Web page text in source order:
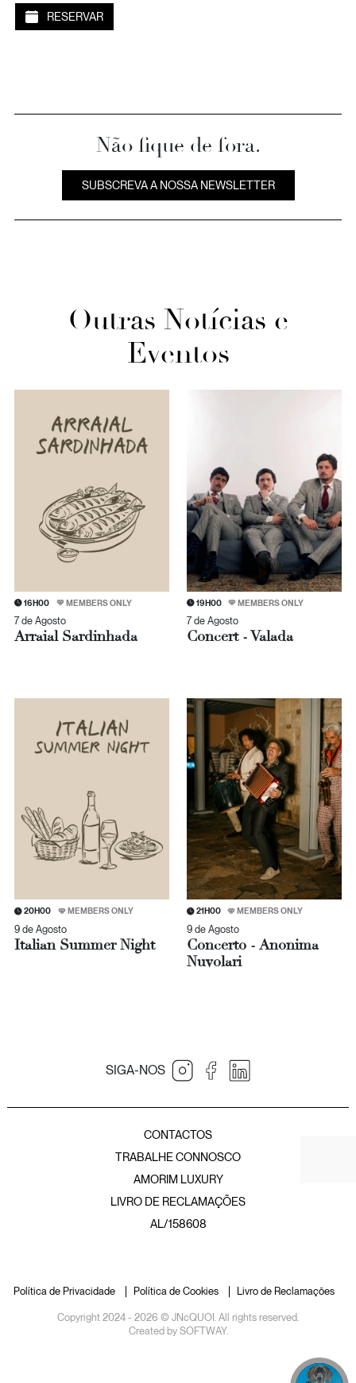
RESERVAR
Não fique de fora.
SUBSCREVA A NOSSA NEWSLETTER
Outras Notícias e
Eventos
16H00 MEMBERS ONLY
7 de Agosto
Arraial Sardinhada
19H00 MEMBERS ONLY
7 de Agosto
Concert - Valada
20H00 MEMBERS ONLY
9 de Agosto
Italian Summer Night
21H00 MEMBERS ONLY
9 de Agosto
Concerto - Anonima
Nuvolari
SIGA-NOS
JNcQUOI Avenida
JNcQUOI Asia
JNcQUOI Club
JNcQUOI Frou Frou
JNcQUOI Club Comporta
CONTACTOS
TRABALHE CONNOSCO
AMORIM LUXURY
LIVRO DE RECLAMAÇÕES
AL/158608
Política de Privacidade Política de Cookies Livro de Reclamações
Copyright 2024 - 2026 © JNcQUOI. All rights reserved.
Created by SOFTWAY.